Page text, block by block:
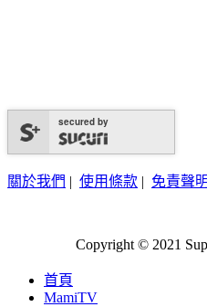
secured by
關於我們 | 使用條款 | 免責聲明
Copyright © 2021
首頁
MamiTV